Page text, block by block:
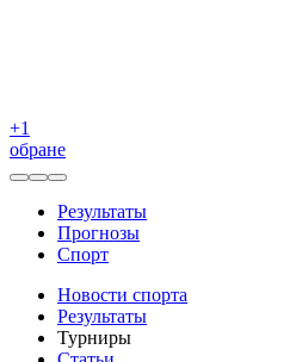
+1
обране
Результаты
Прогнозы
Спорт
Новости спорта
Результаты
Турниры